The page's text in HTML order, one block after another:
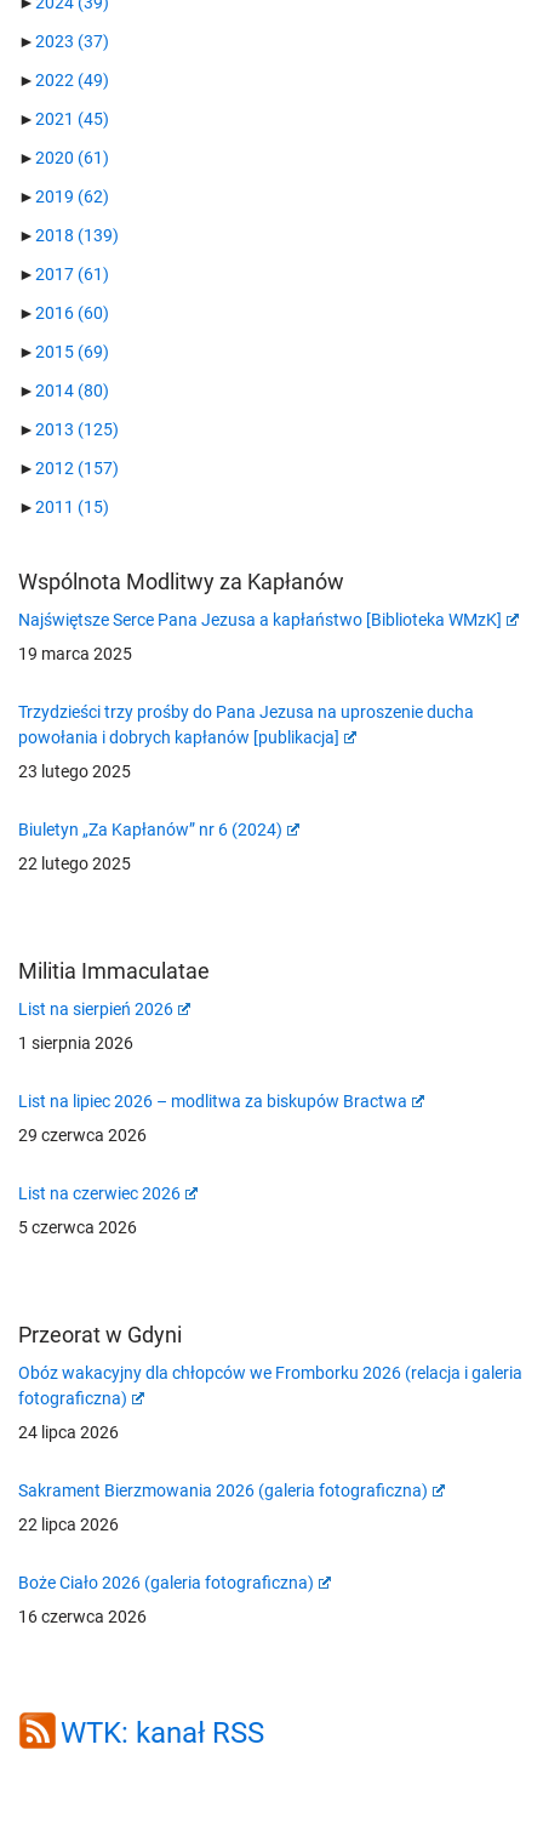
►2023 (37)
►2022 (49)
►2021 (45)
►2020 (61)
►2019 (62)
►2018 (139)
►2017 (61)
►2016 (60)
►2015 (69)
►2014 (80)
►2013 (125)
►2012 (157)
►2011 (15)
Wspólnota Modlitwy za Kapłanów
Najświętsze Serce Pana Jezusa a kapłaństwo [Biblioteka WMzK]
19 marca 2025
Trzydzieści trzy prośby do Pana Jezusa na uproszenie ducha
powołania i dobrych kapłanów [publikacja]
23 lutego 2025
Biuletyn „Za Kapłanów” nr 6 (2024)
22 lutego 2025
Militia Immaculatae
List na sierpień 2026
1 sierpnia 2026
List na lipiec 2026 – modlitwa za biskupów Bractwa
29 czerwca 2026
List na czerwiec 2026
5 czerwca 2026
Przeorat w Gdyni
Obóz wakacyjny dla chłopców we Fromborku 2026 (relacja i galeria
fotograficzna)
24 lipca 2026
Sakrament Bierzmowania 2026 (galeria fotograficzna)
22 lipca 2026
Boże Ciało 2026 (galeria fotograficzna)
16 czerwca 2026
WTK: kanał RSS